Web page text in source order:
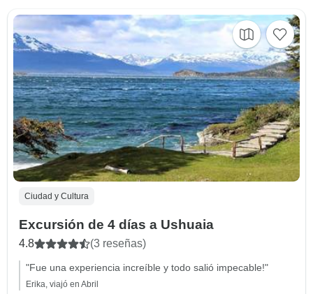
Ciudad y Cultura
Excursión de 4 días a Ushuaia
4.8 (3 reseñas)
"Fue una experiencia increíble y todo salió impecable!"
Erika, viajó en Abril